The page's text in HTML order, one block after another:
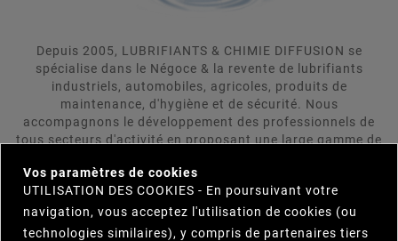
Depuis 2005, LUBRIFIANTS & CHIMIE DIFFUSION se
spécialise dans le Négoce & la revente de lubrifiants
industriels, automobiles, agricoles, produits de
maintenance, d'hygiène et de sécurité. Nous
accompagnons le développement des professionnels de
tous secteurs d'activité en proposant une large gamme de
clients. LUBRIFIANTS & CHIMIE DIFFUSION se positionne
comme votre interlocuteur unique et s'engage à trouver
pour vous le produit répondant le plus précisement et le
plus efficacement à vos besoins. Parcourez notre
Vos paramètres de cookies
UTILISATION DES COOKIES - En poursuivant votre
navigation, vous acceptez l'utilisation de cookies (ou
technologies similaires), y compris de partenaires tiers